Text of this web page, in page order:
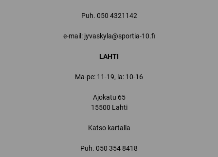
Puh. 050 4321142
e-mail: jyvaskyla@sportia-10.fi
LAHTI
Ma-pe: 11-19, la: 10-16
Ajokatu 65
15500 Lahti
Katso kartalla
Puh. 050 354 8418